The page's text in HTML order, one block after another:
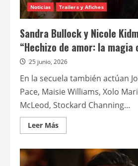
Noticias Trailers y Afiches
Sandra Bullock y Nicole
“Hechizo de amor: la magia
25 junio, 2026
En la secuela también actúan
Pace, Maisie Williams, Xolo
McLeod, Stockard Channing...
Leer MásLeer
más